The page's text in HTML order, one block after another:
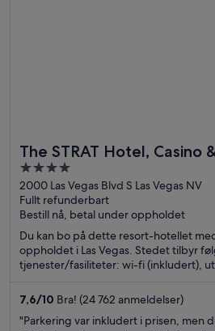
The STRAT Hotel, Casino
4
out
of
5
2000 Las Vegas Blvd S Las Vegas NV
Fullt refunderbart
Bestill nå, betal under oppholdet
Du kan bo på dette resort-hotellet
oppholdet i Las Vegas. Stedet tilbyr
tjenester/fasiliteter: wi-fi (inkludert),
fornøyd med restauranten og de rene
severdigheter som The Strat og Casino
dessuten ikke langt unna.
7,6/10 Bra! (24 762 anmeldelser)
"Parkering var inkludert i prisen, men